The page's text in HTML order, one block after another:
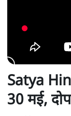
Satya
30 मई,